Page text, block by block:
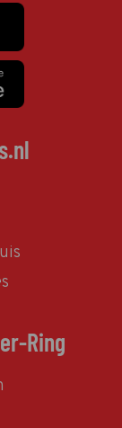
Ring